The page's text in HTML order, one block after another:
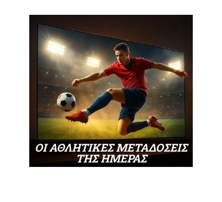
ΟΙ ΑΘΛΗΤΙΚΕΣ ΜΕΤΑΔΟΣΕΙΣ
ΤΗΣ ΗΜΕΡΑΣ